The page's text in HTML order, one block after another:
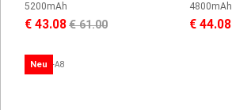
5200mAh
€ 43.08€ 61.00
4800mAh
€ 44.08
Neu